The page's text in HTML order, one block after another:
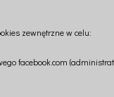
zewnętrzne w celu:
facebook.com